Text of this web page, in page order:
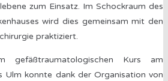
zum Einsatz. Im Schockraum des
wird dies gemeinsam mit den
praktiziert.
Kurs am
Ulm konnte dank der Organisation von